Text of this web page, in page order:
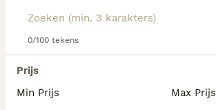
0/100 tekens
Prijs
Min Prijs
Max Prijs
Gele Labrador reutjes
8 weken